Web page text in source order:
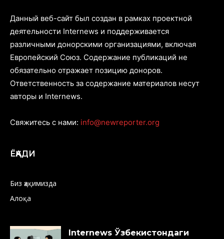
Данный веб-сайт был создан в рамках проектной
деятельности Internews и поддерживается
различными донорскими организациями, включая
Европейский Союз. Содержание публикаций не
обязательно отражает позицию доноров.
Ответственность за содержание материалов несут
авторы и Internews.
Свяжитесь с нами: info@newreporter.org
ЁҚАДИ
Биз ҳақимизда
Алоқа
Internews Ўзбекистондаги